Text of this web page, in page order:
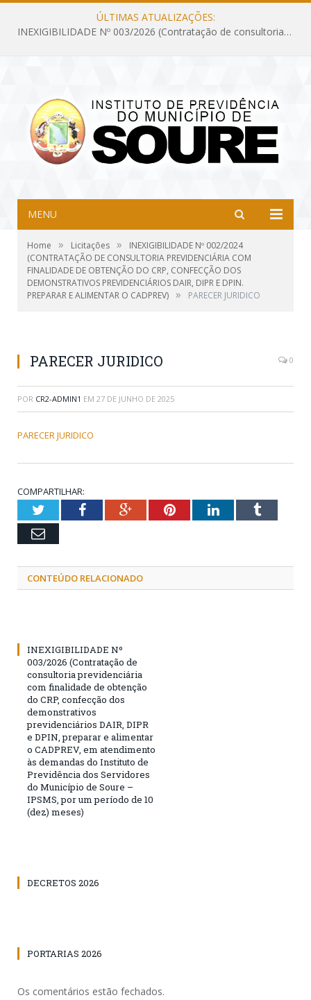
ÚLTIMAS ATUALIZAÇÕES:
INEXIGIBILIDADE Nº 003/2026 (Contratação de consultoria previdenciária com finalidade de obtenção do CRP, confecção dos demonstrativos previdenciários DAIR, DIPR e DPIN, preparar e alimentar o CADPREV, em atendimento às demandas do Instituto de Previdência dos Servidores do Município de Soure – IPSMS, por um período de 10 (dez) meses)
MENU
Home » Licitações »
INEXIGIBILIDADE Nº 002/2024
(CONTRATAÇÃO DE CONSULTORIA PREVIDENCIÁRIA COM
FINALIDADE DE OBTENÇÃO DO CRP, CONFECÇÃO DOS
DEMONSTRATIVOS PREVIDENCIÁRIOS DAIR, DIPR E DPIN.
PREPARAR E ALIMENTAR O CADPREV) » PARECER JURIDICO
PARECER JURIDICO 0
POR CR2-ADMIN1 EM 27 DE JUNHO DE 2025
PARECER JURIDICO
COMPARTILHAR:
TwitterFacebookGoogle+PinterestLinkedInTumblr
Email
CONTEÚDO RELACIONADO
INEXIGIBILIDADE Nº
003/2026 (Contratação de
consultoria previdenciária
com finalidade de obtenção
do CRP, confecção dos
demonstrativos
previdenciários DAIR, DIPR
e DPIN, preparar e alimentar
o CADPREV, em atendimento
às demandas do Instituto de
Previdência dos Servidores
do Município de Soure –
IPSMS, por um período de 10
(dez) meses)
DECRETOS 2026
PORTARIAS 2026
Os comentários estão fechados.